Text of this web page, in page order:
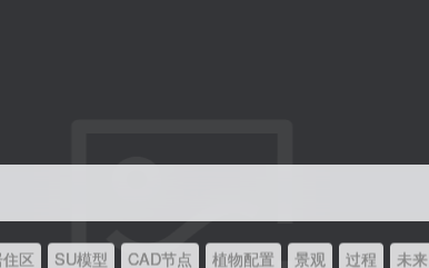
住区 SU模型 CAD节点 植物配置 景观 过程 未来